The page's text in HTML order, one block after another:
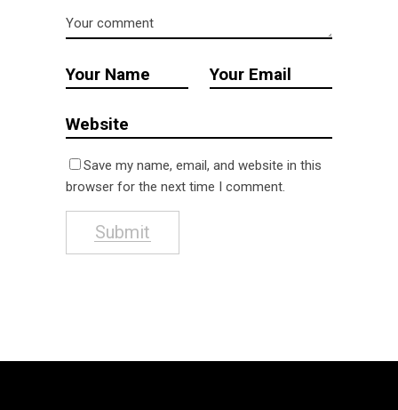
Save my name, email, and website in this
browser for the next time I comment.
Submit